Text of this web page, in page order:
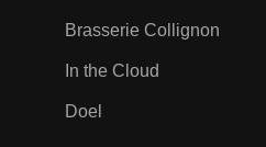
Brasserie Collignon
In the Cloud
Doel